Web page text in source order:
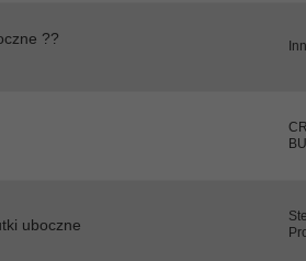
??
uboczne